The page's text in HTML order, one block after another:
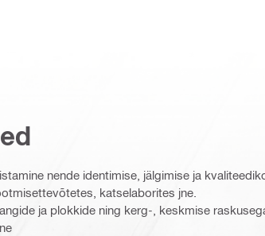
nende identimise, jälgimise ja
katselaborites jne.
ja plokkide ning kerg-, keskmise